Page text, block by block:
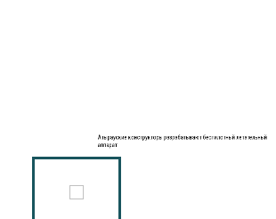
Атырауские конструкторы разрабатывают беспилотный летательный
аппарат